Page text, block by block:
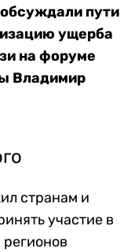
пути
ущерба
на форуме
Владимир
странам и
участие в